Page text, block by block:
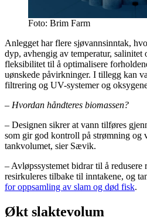
Foto: Brim Farm
Anlegget har flere sjøvannsinntak,
dyp, avhengig av temperatur,
fleksibilitet til å optimalisere
uønskede påvirkninger. I tillegg kan
filtrering og UV-systemer og
– Hvordan håndteres biomassen?
– Designen sikrer at vann tilføres
som gir god kontroll på strømning og
tankvolumet, sier Sævik.
– Avløpssystemet bidrar til å
resirkuleres tilbake til inntakene, og
for oppsamling av slam og død fisk.
Økt slaktevolum